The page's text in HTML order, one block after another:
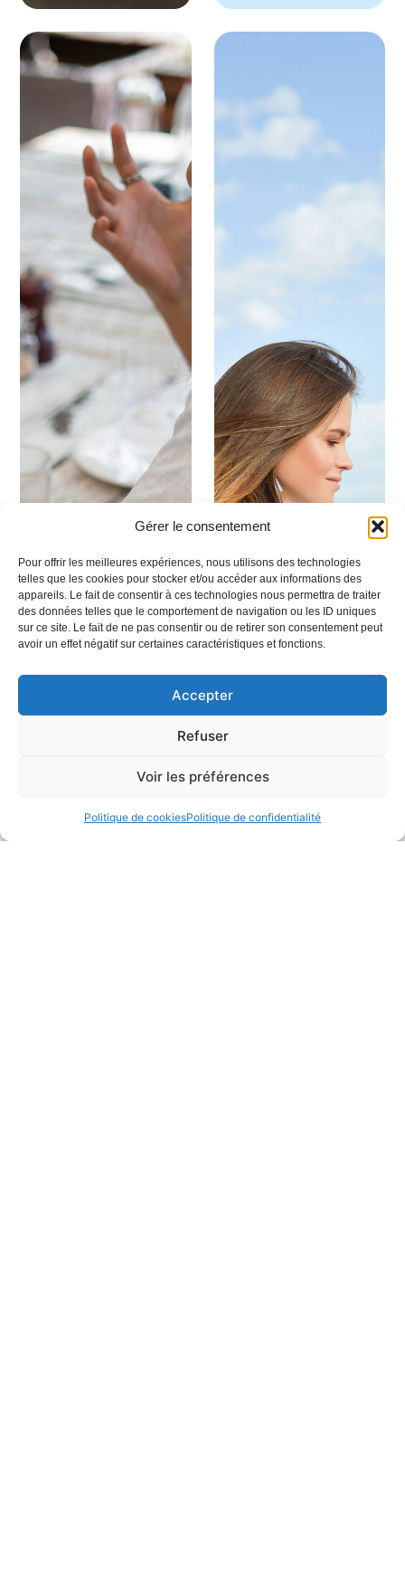
Gérer le consentement
Pour offrir les meilleures expériences, nous utilisons des technologies
telles que les cookies pour stocker et/ou accéder aux informations des
appareils. Le fait de consentir à ces technologies nous permettra de traiter
des données telles que le comportement de navigation ou les ID uniques
sur ce site. Le fait de ne pas consentir ou de retirer son consentement peut
avoir un effet négatif sur certaines caractéristiques et fonctions.
Accepter
Refuser
Voir les préférences
Politique de cookiesPolitique de confidentialité